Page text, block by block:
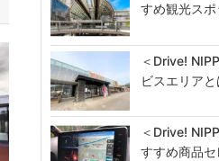
すめ観光ス
＜Drive!
ビスエリア
＜Drive!
すすめ商品